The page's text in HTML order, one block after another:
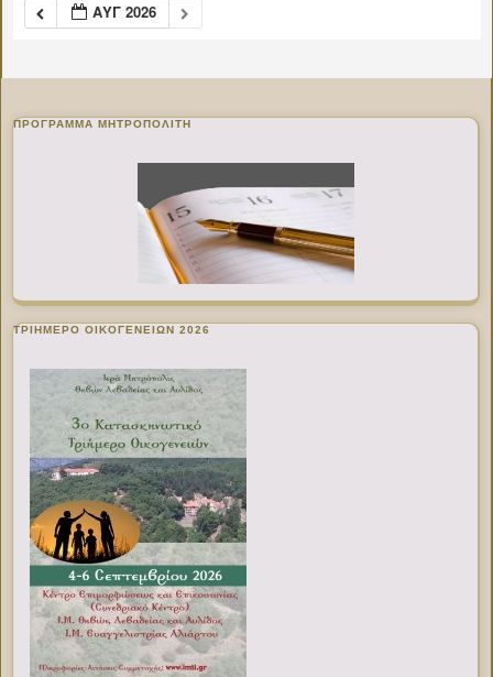
ΑΥΓ 2026
ΠΡΌΓΡΑΜΜΑ ΜΗΤΡΟΠΟΛΊΤΗ
ΤΡΙΗΜΕΡΟ ΟΙΚΟΓΕΝΕΙΩΝ 2026